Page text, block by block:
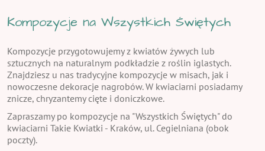
Kompozycje na Wszystkich Świętych
Kompozycje przygotowujemy z kwiatów żywych lub
sztucznych na naturalnym podkładzie z roślin iglastych.
Znajdziesz u nas tradycyjne kompozycje w misach, jak i
nowoczesne dekoracje nagrobów. W kwiaciarni posiadamy
znicze, chryzantemy cięte i doniczkowe.
Zapraszamy po kompozycje na "Wszystkich Świętych" do
kwiaciarni Takie Kwiatki - Kraków, ul. Cegielniana (obok
poczty).